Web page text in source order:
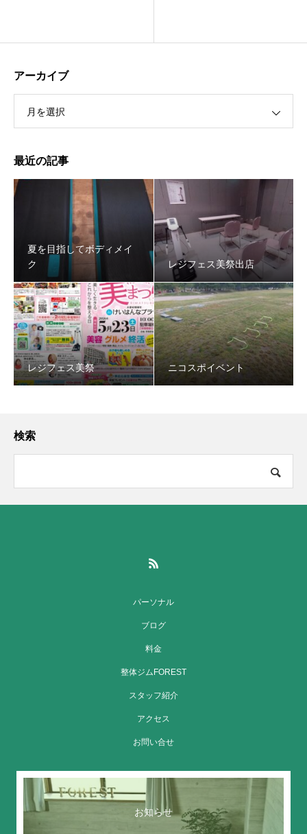
アーカイブ
月を選択
最近の記事
夏を目指してボディメイ
ク
レジフェス美祭出店
レジフェス美祭 ニコスポイベント
検索
パーソナル
ブログ
料金
整体ジムFOREST
スタッフ紹介
アクセス
お問い合せ
お知らせ